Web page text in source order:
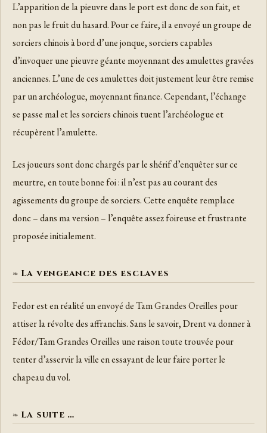
L’apparition de la pieuvre dans le port est donc de son fait, et
non pas le fruit du hasard. Pour ce faire, il a envoyé un groupe de
sorciers chinois à bord d’une jonque, sorciers capables
d’invoquer une pieuvre géante moyennant des amulettes gravées
anciennes. L’une de ces amulettes doit justement leur être remise
par un archéologue, moyennant finance. Cependant, l’échange
se passe mal et les sorciers chinois tuent l’archéologue et
récupèrent l’amulette.
Les joueurs sont donc chargés par le shérif d’enquêter sur ce
meurtre, en toute bonne foi : il n’est pas au courant des
agissements du groupe de sorciers. Cette enquête remplace
donc – dans ma version – l’enquête assez foireuse et frustrante
proposée initialement.
La vengeance des esclaves
Fedor est en réalité un envoyé de Tam Grandes Oreilles pour
attiser la révolte des affranchis. Sans le savoir, Drent va donner à
Fédor/Tam Grandes Oreilles une raison toute trouvée pour
tenter d’asservir la ville en essayant de leur faire porter le
chapeau du vol.
La suite …